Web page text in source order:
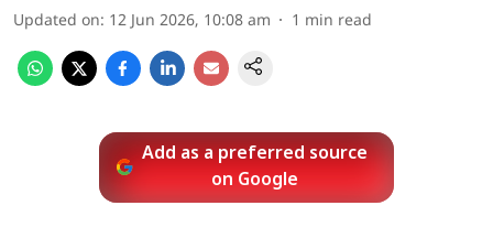
Updated on: 12 Jun 2026, 10:08 am 1 min read
Add as a preferred source
on Google